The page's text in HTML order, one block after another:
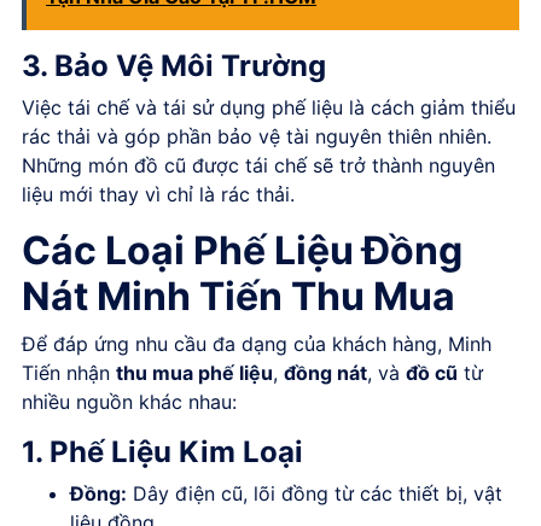
3. Bảo Vệ Môi Trường
Việc tái chế và tái sử dụng phế liệu là cách giảm thiểu
rác thải và góp phần bảo vệ tài nguyên thiên nhiên.
Những món đồ cũ được tái chế sẽ trở thành nguyên
liệu mới thay vì chỉ là rác thải.
Các Loại Phế Liệu Đồng
Nát Minh Tiến Thu Mua
Để đáp ứng nhu cầu đa dạng của khách hàng, Minh
Tiến nhận thu mua phế liệu, đồng nát, và đồ cũ từ
nhiều nguồn khác nhau:
1. Phế Liệu Kim Loại
Đồng: Dây điện cũ, lõi đồng từ các thiết bị, vật